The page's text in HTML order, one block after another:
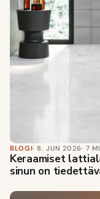
BLOGI· 8. JUN 2026· 7
Keraamiset
sinun on